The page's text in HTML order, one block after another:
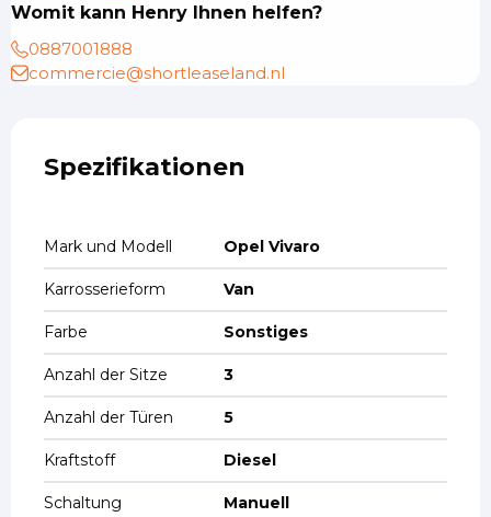
Womit kann Henry Ihnen helfen?
0887001888
commercie@shortleaseland.nl
Spezifikationen
Mark und Modell Opel Vivaro
Karrosserieform Van
Farbe Sonstiges
Anzahl der Sitze 3
Anzahl der Türen 5
Kraftstoff Diesel
Schaltung Manuell